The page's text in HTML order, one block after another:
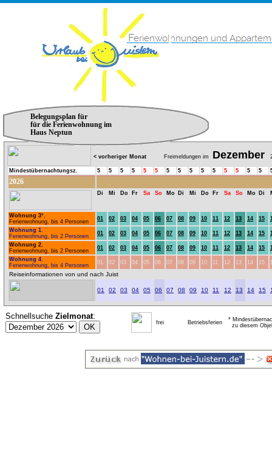
Belegungsplan für
für die Ferienwohnung im
Haus Neptun
< vorheriger Monat Freimeldungen im Dezember
Mindestübernachtungsz. 5 5 5 5 5 5 5 5 5 5 5 5 5 5 5
2026
Di Mi Do Fr Sa So Mo Di Mi Do Fr Sa So Mo Di
Wohnung 3*,
Ferienwohnung, bis 4 Personen
01 02 03 04 05 06 07 08 09 10 11 12 13 14 15
Wohnung 1,
Ferienwohnung, bis 2 Personen
01 02 03 04 05 06 07 08 09 10 11 12 13 14 15
Wohnung 2,
Ferienwohnung, bis 2 Personen
01 02 03 04 05 06 07 08 09 10 11 12 13 14 15
Wohnung 4,
Ferienwohnung, bis 4 Personen
01 02 03 04 05 06 07 08 09 10 11 12 13 14 15
Reiseinformationen von und nach Juist
01 02 03 04 05 06 07 08 09 10 11 12 13 14 15
Schnellsuche Zielmonat:
frei Betriebsferien
*
zu diesem